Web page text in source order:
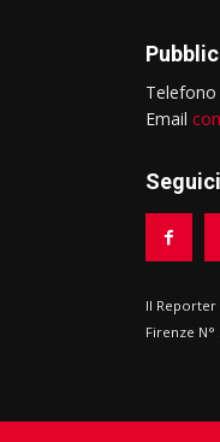
Telefono
Email
Seguici
Il Reporter
Firenze N°